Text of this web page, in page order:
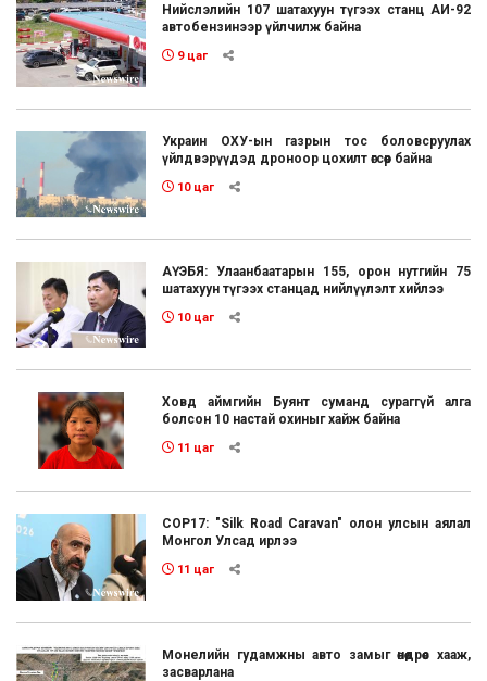
Нийслэлийн 107 шатахуун түгээх станц АИ-92
автобензинээр үйлчилж байна
9 цаг
Украин ОХУ-ын газрын тос боловсруулах
үйлдвэрүүдэд дроноор цохилт өгсөөр байна
10 цаг
АҮЭБЯ: Улаанбаатарын 155, орон нутгийн 75
шатахуун түгээх станцад нийлүүлэлт хийлээ
10 цаг
Ховд аймгийн Буянт суманд сураггүй алга
болсон 10 настай охиныг хайж байна
11 цаг
COP17: "Silk Road Caravan" олон улсын аялал
Монгол Улсад ирлээ
11 цаг
Монелийн гудамжны авто замыг өнөөдрөөс хааж,
засварлана